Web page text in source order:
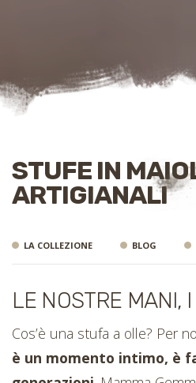
STUFE IN
ARTIGIANALI
LA COLLEZIONE BLOG
LE NOSTRE MANI,
Cos’è una stufa a olle? Per
è un momento intimo, è